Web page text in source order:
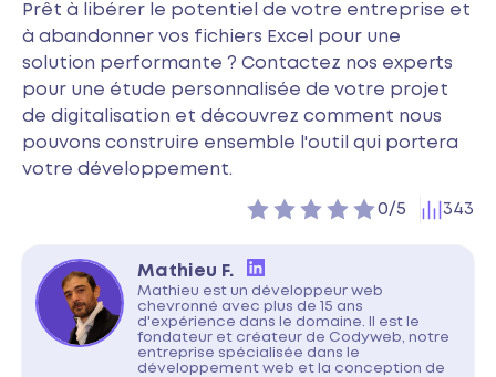
Prêt à libérer le potentiel de votre entreprise et
à abandonner vos fichiers Excel pour une
solution performante ? Contactez nos experts
pour une étude personnalisée de votre projet
de digitalisation et découvrez comment nous
pouvons construire ensemble l'outil qui portera
votre développement.
0/5
- 0vote(s) 343
Mathieu F.
Mathieu est un développeur web
chevronné avec plus de 15 ans
d'expérience dans le domaine. Il est le
fondateur et créateur de Codyweb, notre
entreprise spécialisée dans le
développement web et la conception de